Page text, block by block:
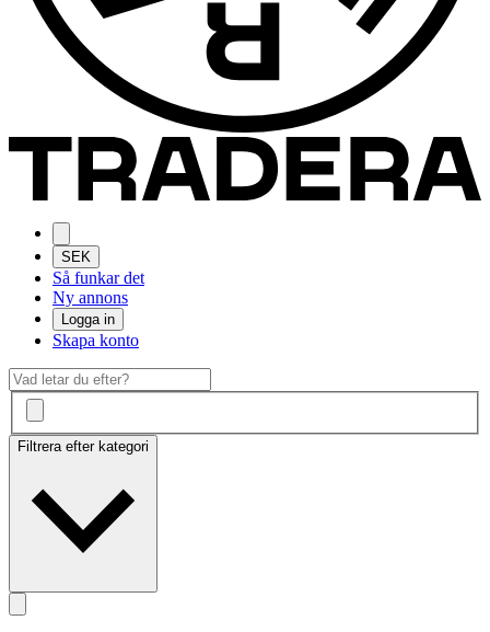
SEK
Så funkar det
Ny annons
Logga in
Skapa konto
Filtrera efter kategori